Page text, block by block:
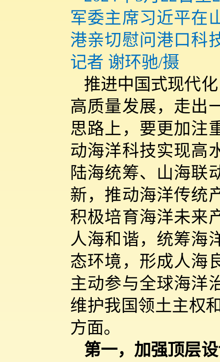
军委主席习近平在
港亲切慰问港口科
记者 谢环驰/摄
推进中国式现代
高质量发展，走出
思路上，要更加注
动海洋科技实现高
陆海统筹、山海联
新，推动海洋传统
积极培育海洋未来
人海和谐，统筹海
态环境，形成人海
主动参与全球海洋
维护我国领土主权
方面。
第一，加强顶层